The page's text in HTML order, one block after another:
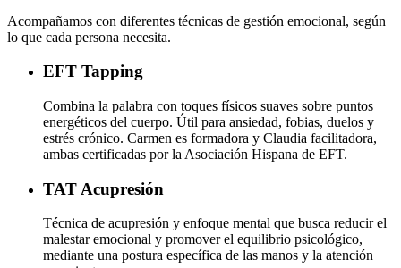
Acompañamos con diferentes técnicas de gestión emocional, según
lo que cada persona necesita.
EFT Tapping
Combina la palabra con toques físicos suaves sobre puntos
energéticos del cuerpo. Útil para ansiedad, fobias, duelos y
estrés crónico. Carmen es formadora y Claudia facilitadora,
ambas certificadas por la Asociación Hispana de EFT.
TAT Acupresión
Técnica de acupresión y enfoque mental que busca reducir el
malestar emocional y promover el equilibrio psicológico,
mediante una postura específica de las manos y la atención